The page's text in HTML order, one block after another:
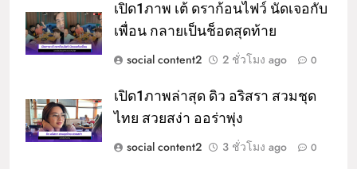
เปิด1ภาพ เต้ ดราก้อนไฟว์ นัดเจอกับ
เพื่อน กลายเป็นช็อตสุดท้าย
social content2
2 ชั่วโมง ago 0
เปิด1ภาพล่าสุด ดิว อริสรา สวมชุด
ไทย สวยสง่า ออร่าพุ่ง
social content2
3 ชั่วโมง ago 0